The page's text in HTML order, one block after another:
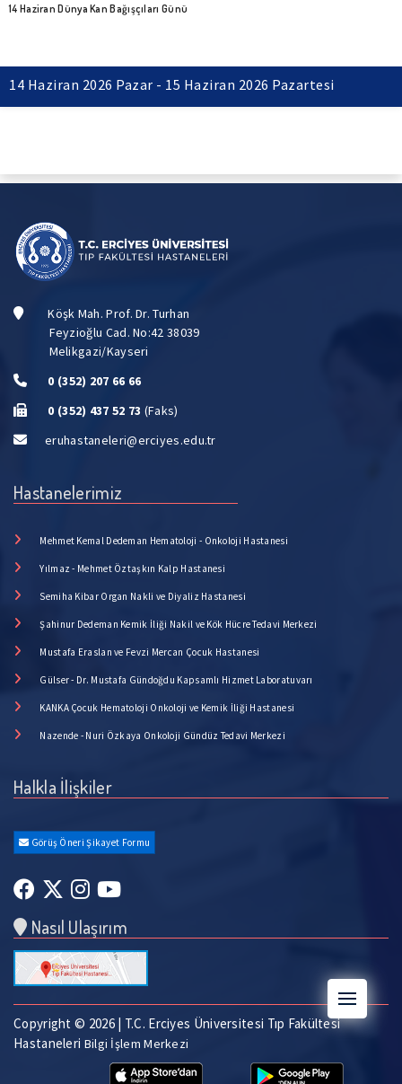
14 Haziran Dünya Kan Bağışçıları Günü
14 Haziran 2026 Pazar - 15 Haziran 2026 Pazartesi
Köşk Mah. Prof. Dr. Turhan
Feyzioğlu Cad. No:42 38039
Melikgazi/Kayseri
0 (352) 207 66 66
0 (352) 437 52 73 (Faks)
eruhastaneleri@erciyes.edu.tr
Hastanelerimiz
Mehmet Kemal Dedeman Hematoloji - Onkoloji Hastanesi
Yılmaz - Mehmet Öztaşkın Kalp Hastanesi
Semiha Kibar Organ Nakli ve Diyaliz Hastanesi
Şahinur Dedeman Kemik İliği Nakil ve Kök Hücre Tedavi Merkezi
Mustafa Eraslan ve Fevzi Mercan Çocuk Hastanesi
Gülser - Dr. Mustafa Gündoğdu Kapsamlı Hizmet Laboratuvarı
KANKA Çocuk Hematoloji Onkoloji ve Kemik İliği Hastanesi
Nazende - Nuri Özkaya Onkoloji Gündüz Tedavi Merkezi
Halkla İlişkiler
Görüş Öneri Şikayet Formu
Nasıl Ulaşırım
Copyright © 2026 | T.C. Erciyes Üniversitesi Tıp Fakültesi
Hastaneleri Bilgi İşlem Merkezi